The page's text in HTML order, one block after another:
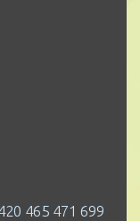
465 471 699